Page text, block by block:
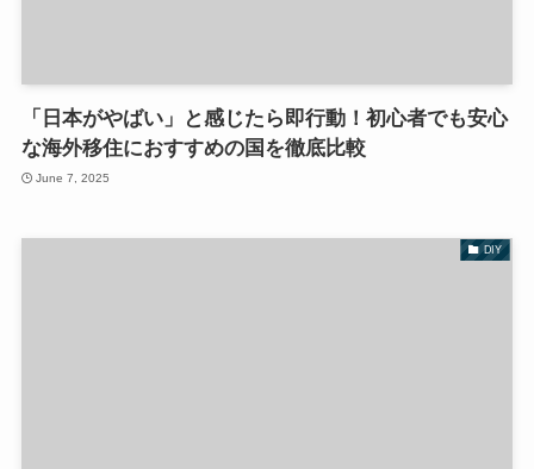
「日本がやばい」と感じたら即行動！初心者でも安心
な海外移住におすすめの国を徹底比較
June 7, 2025
DIY